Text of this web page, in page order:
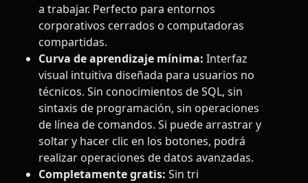
a trabajar. Perfecto para entornos
corporativos cerrados o computadoras
compartidas.
Curva de aprendizaje mínima: Interfaz
visual intuitiva diseñada para usuarios no
técnicos. Sin conocimientos de SQL, sin
sintaxis de programación, sin operaciones
de línea de comandos. Si puede arrastrar y
soltar y hacer clic en los botones, podrá
realizar operaciones de datos avanzadas.
Completamente gratis: Sin tri